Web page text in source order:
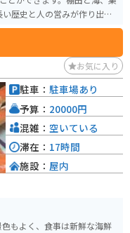
歴史と人の営みが作り出し
います。
お気に入り
もよく、食事は新鮮な海鮮
駐車： 駐車場あり
予算： 20000円
混雑： 空いている
滞在： 17時間
施設： 屋内